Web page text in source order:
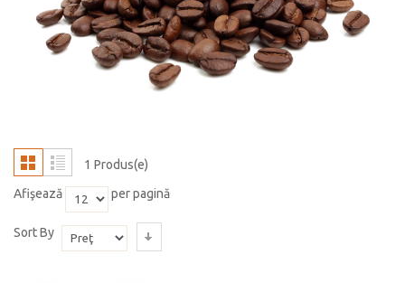
1 Produs(e)
Afişează
per pagină
Sort By